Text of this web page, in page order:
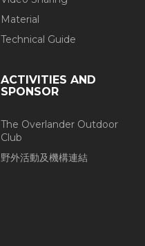
Material
Technical Guide
ACTIVITIES AND
SPONSOR
The Overlander Outdoor
Club
野外活動及機構連結